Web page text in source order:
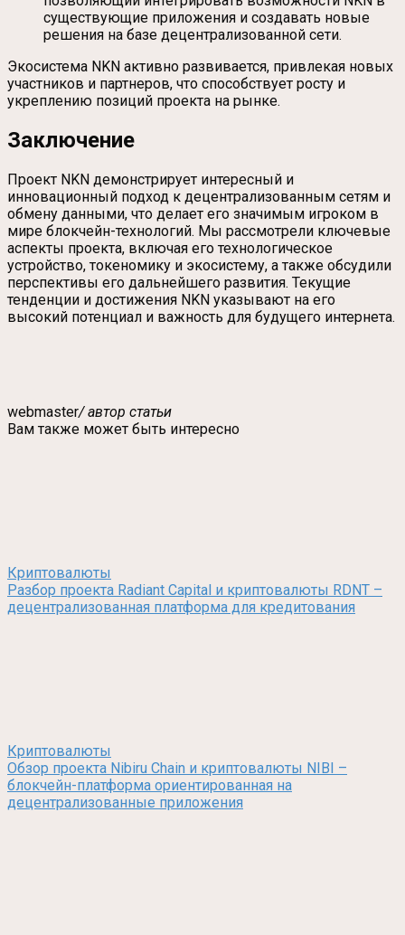
существующие приложения и создавать новые
решения на базе децентрализованной сети.
Экосистема NKN активно развивается, привлекая новых
участников и партнеров, что способствует росту и
укреплению позиций проекта на рынке.
Заключение
Проект NKN демонстрирует интересный и
инновационный подход к децентрализованным сетям и
обмену данными, что делает его значимым игроком в
мире блокчейн-технологий. Мы рассмотрели ключевые
аспекты проекта, включая его технологическое
устройство, токеномику и экосистему, а также обсудили
перспективы его дальнейшего развития. Текущие
тенденции и достижения NKN указывают на его
высокий потенциал и важность для будущего интернета.
webmaster/ автор статьи
Вам также может быть интересно
Криптовалюты
Разбор проекта Radiant Capital и криптовалюты RDNT –
децентрализованная платформа для кредитования
Криптовалюты
Обзор проекта Nibiru Chain и криптовалюты NIBI –
блокчейн-платформа ориентированная на
децентрализованные приложения